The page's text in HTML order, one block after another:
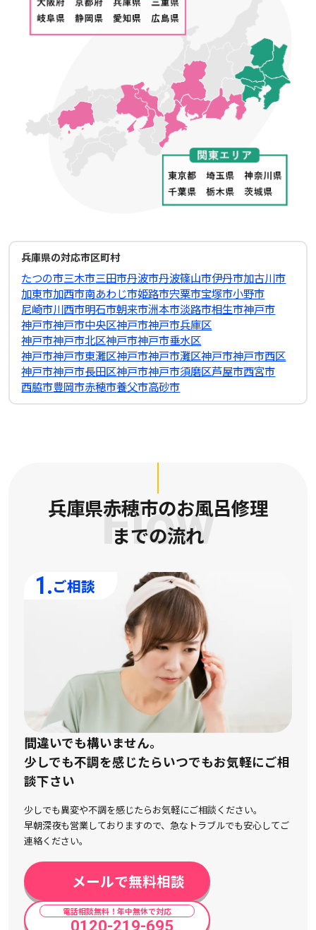
兵庫県の対応市区町村
たつの市三木市三田市丹波市丹波篠山市伊丹市加古川市
加東市加西市南あわじ市姫路市宍粟市宝塚市小野市
尼崎市川西市明石市朝来市洲本市淡路市相生市神戸市
神戸市神戸市中央区神戸市神戸市兵庫区
神戸市神戸市北区神戸市神戸市垂水区
神戸市神戸市東灘区神戸市神戸市灘区神戸市神戸市西区
神戸市神戸市長田区神戸市神戸市須磨区芦屋市西宮市
西脇市豊岡市赤穂市養父市高砂市
兵庫県赤穂市のお風呂修理
までの流れ
Flow
1.ご相談
間違いでも構いません。
少しでも不調を感じたらいつでもお気軽にご相
談下さい
少しでも異変や不調を感じたらお気軽にご相談ください。
早朝深夜も営業しておりますので、急なトラブルでも安心してご
連絡ください。
メールで無料相談
電話相談無料！年中無休で対応
0120-219-695